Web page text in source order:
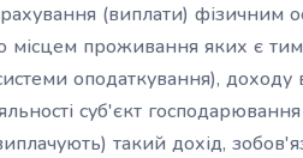
(виплати) фізичним
проживання яких є
оподаткування), доходу
суб'єкт
такий дохід,